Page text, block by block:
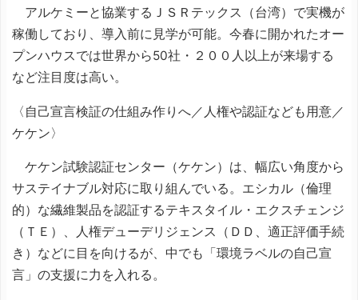
アルケミーと協業するＪＳＲテックス（台湾）で実機が
稼働しており、導入前に見学が可能。今春に開かれたオー
プンハウスでは世界から50社・２００人以上が来場する
など注目度は高い。
〈自己宣言検証の仕組み作りへ／人権や認証なども用意／
ケケン〉
ケケン試験認証センター（ケケン）は、幅広い角度から
サステイナブル対応に取り組んでいる。エシカル（倫理
的）な繊維製品を認証するテキスタイル・エクスチェンジ
（ＴＥ）、人権デューデリジェンス（ＤＤ、適正評価手続
き）などに目を向けるが、中でも「環境ラベルの自己宣
言」の支援に力を入れる。